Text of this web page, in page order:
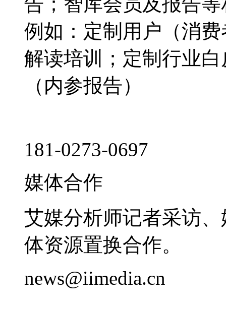
例如：定制用户（消
解读培训；定制行业
（内参报告）
181-0273-0697
媒体合作
艾媒分析师记者采访
体资源置换合作。
news@iimedia.cn